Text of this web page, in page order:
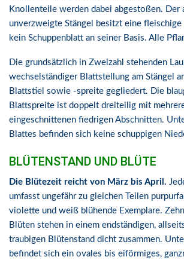
Knollenteile werden dabei abgestoßen. Der
unverzweigte Stängel besitzt eine fleischige
kein Schuppenblatt an seiner Basis. Alle
Die grundsätzlich in Zweizahl stehenden
wechselständiger Blattstellung am Stängel
Blattstiel sowie -spreite gegliedert. Die
Blattspreite ist doppelt dreiteilig mit
eingeschnittenen fiedrigen Abschnitten.
Blattes befinden sich keine schuppigen
BLÜTENSTAND UND BLÜTE
Die Blütezeit reicht von März bis April.
umfasst ungefähr zu gleichen Teilen
violette und weiß blühende Exemplare.
Blüten stehen in einem endständigen,
traubigen Blütenstand dicht zusammen.
befindet sich ein ovales bis eiförmiges,